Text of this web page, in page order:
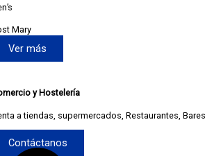
Mary
Ver más
y Hostelería
a tiendas, supermercados, Restaurantes,
Contáctanos